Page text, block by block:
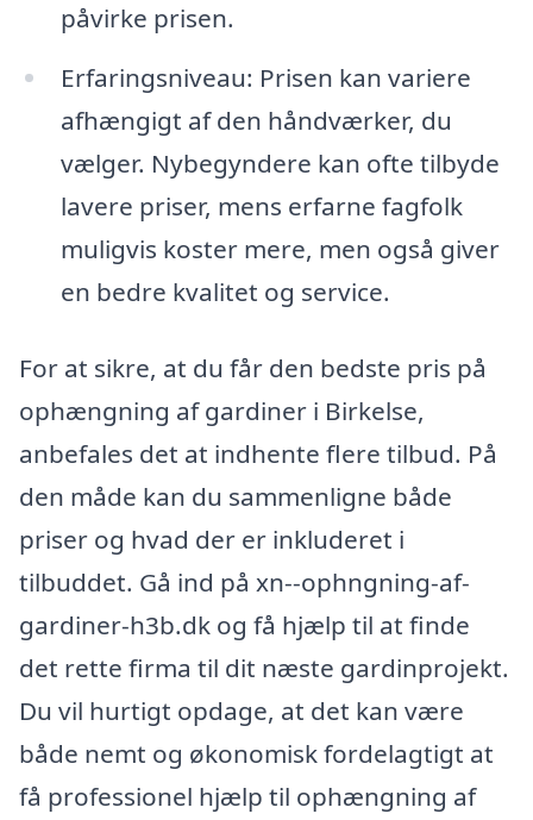
påvirke prisen.
Erfaringsniveau: Prisen kan variere
afhængigt af den håndværker, du
vælger. Nybegyndere kan ofte tilbyde
lavere priser, mens erfarne fagfolk
muligvis koster mere, men også giver
en bedre kvalitet og service.
For at sikre, at du får den bedste pris på
ophængning af gardiner i Birkelse,
anbefales det at indhente flere tilbud. På
den måde kan du sammenligne både
priser og hvad der er inkluderet i
tilbuddet. Gå ind på xn--ophngning-af-
gardiner-h3b.dk og få hjælp til at finde
det rette firma til dit næste gardinprojekt.
Du vil hurtigt opdage, at det kan være
både nemt og økonomisk fordelagtigt at
få professionel hjælp til ophængning af